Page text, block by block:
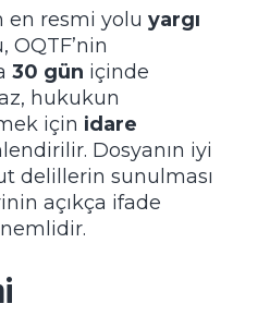
en resmi yolu yargı
OQTF’nin
30 gün içinde
hukukun
için idare
Dosyanın iyi
delillerin sunulması
açıkça ifade